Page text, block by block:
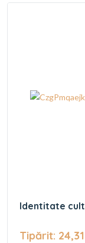
Identitate
Tipărit: